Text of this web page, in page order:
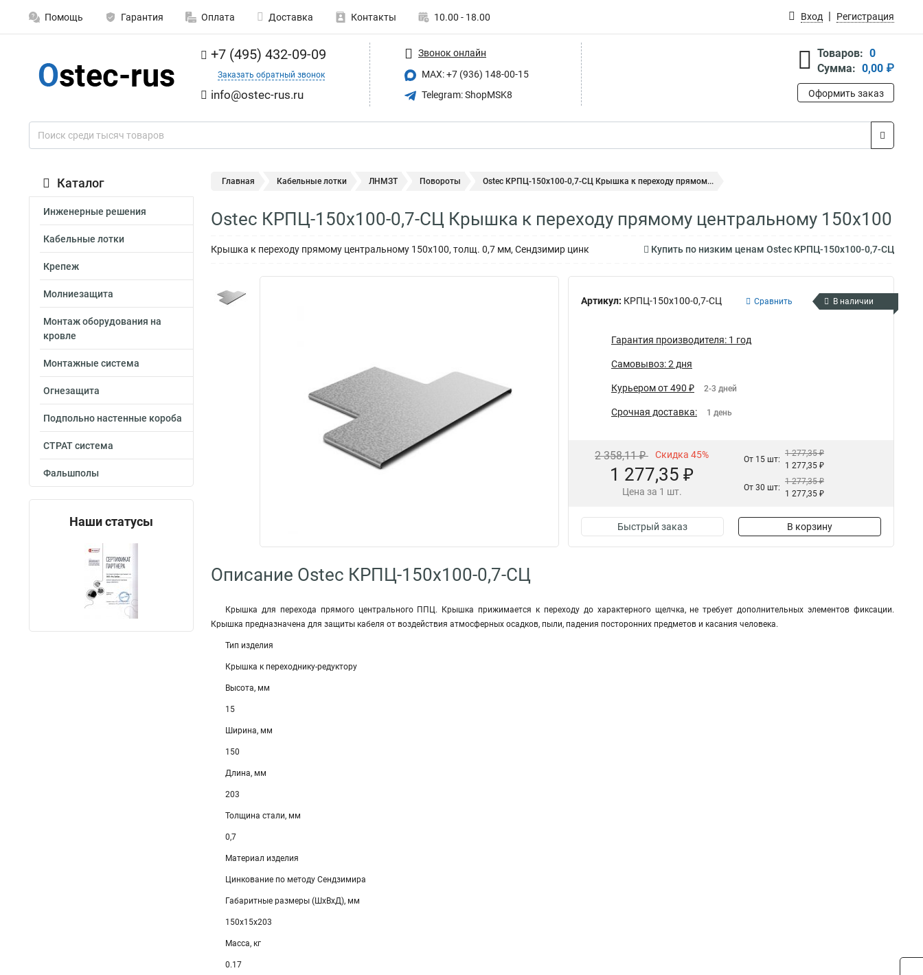
Помощь Гарантия Оплата Доставка Контакты 10.00 - 18.00 Вход Регистрация
+7 (495) 432-09-09
Заказать обратный звонок
info@ostec-rus.ru
Звонок онлайн
MAX: +7 (936) 148-00-15
Telegram: ShopMSK8
Товаров: 0
Сумма: 0,00 ₽
Оформить заказ
Каталог
Инженерные решения
Кабельные лотки
Крепеж
Молниезащита
Монтаж оборудования на
кровле
Монтажные система
Огнезащита
Подпольно настенные короба
СТРАТ система
Фальшполы
Наши статусы
Главная Кабельные лотки ЛНМЗТ Повороты Ostec КРПЦ-150х100-0,7-СЦ Крышка к переходу прямом...
Ostec КРПЦ-150х100-0,7-СЦ Крышка к переходу прямому центральному 150х100
Крышка к переходу прямому центральному 150х100, толщ. 0,7 мм, Сендзимир цинк Купить по низким ценам Ostec КРПЦ-150х100-0,7-СЦ
Артикул: КРПЦ-150х100-0,7-СЦ Сравнить В наличии
Гарантия производителя: 1 год
Самовывоз: 2 дня
Курьером от 490 ₽ 2-3 дней
Срочная доставка: 1 день
2 358,11 ₽ Скидка 45%
1 277,35 ₽
Цена за 1 шт.
От 15 шт:
1 277,35 ₽
1 277,35 ₽
От 30 шт:
1 277,35 ₽
1 277,35 ₽
Быстрый заказ В корзину
Описание Ostec КРПЦ-150х100-0,7-СЦ
Крышка для перехода прямого центрального ППЦ. Крышка прижимается к переходу до характерного щелчка, не требует дополнительных элементов фиксации.
Крышка предназначена для защиты кабеля от воздействия атмосферных осадков, пыли, падения посторонних предметов и касания человека.
Тип изделия
Крышка к переходнику-редуктору
Высота, мм
15
Ширина, мм
150
Длина, мм
203
Толщина стали, мм
0,7
Материал изделия
Цинкование по методу Сендзимира
Габаритные размеры (ШхВхД), мм
150х15х203
Масса, кг
0.17